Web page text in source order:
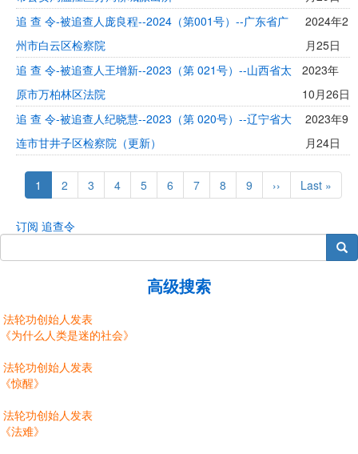
追 查 令-被追查人庞良程--2024（第001号）--广东省广
州市白云区检察院
2024年2
月25日
追 查 令-被追查人王增新--2023（第 021号）--山西省太
原市万柏林区法院
2023年
10月26日
追 查 令-被追查人纪晓慧--2023（第 020号）--辽宁省大
连市甘井子区检察院（更新）
2023年9
月24日
Pagination
Current
page
1 Page
2 Page
3 Page
4 Page
5 Page
6 Page
7 Page
8 Page
9
Next
page
››
Last
page
Last »
订阅 追查令
搜索
高级搜索
法轮功创始人发表
《为什么人类是迷的社会》
法轮功创始人发表
《惊醒》
法轮功创始人发表
《法难》